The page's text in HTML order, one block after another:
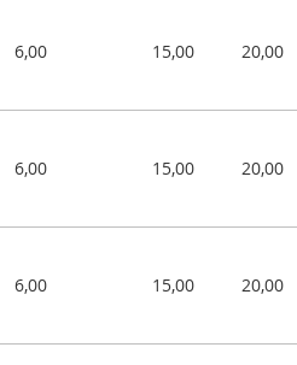
6,00 15,00 20,00
6,00 15,00 20,00
6,00 15,00 20,00